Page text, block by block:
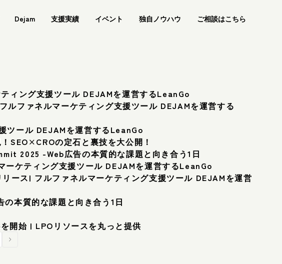
Dejam 支援実績 イベント 独自ノウハウ ご相談はこちら
ィング支援ツール DEJAMを運営するLeanGo
ファネルマーケティング支援ツール DEJAMを運営する
ツール DEJAMを運営するLeanGo
SEO×CROの定石と裏技を大公開！
2025 -Web広告の本質的な課題と向き合う1日
ケティング支援ツール DEJAMを運営するLeanGo
ース| フルファネルマーケティング支援ツール DEJAMを運営
本質的な課題と向き合う1日
開始 | LPOリソースを丸っと提供